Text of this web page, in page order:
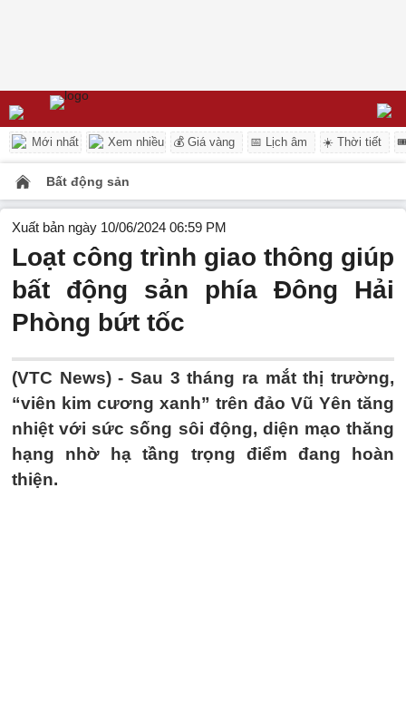
Mới nhất Xem nhiều 💰 Giá vàng 📅 Lịch âm ☀️ Thời tiết
Bất động sản
Xuất bản ngày 10/06/2024 06:59 PM
Loạt công trình giao thông giúp
bất động sản phía Đông Hải
Phòng bứt tốc
(VTC News) - Sau 3 tháng ra mắt thị trường,
“viên kim cương xanh” trên đảo Vũ Yên tăng
nhiệt với sức sống sôi động, diện mạo thăng
hạng nhờ hạ tầng trọng điểm đang hoàn
thiện.